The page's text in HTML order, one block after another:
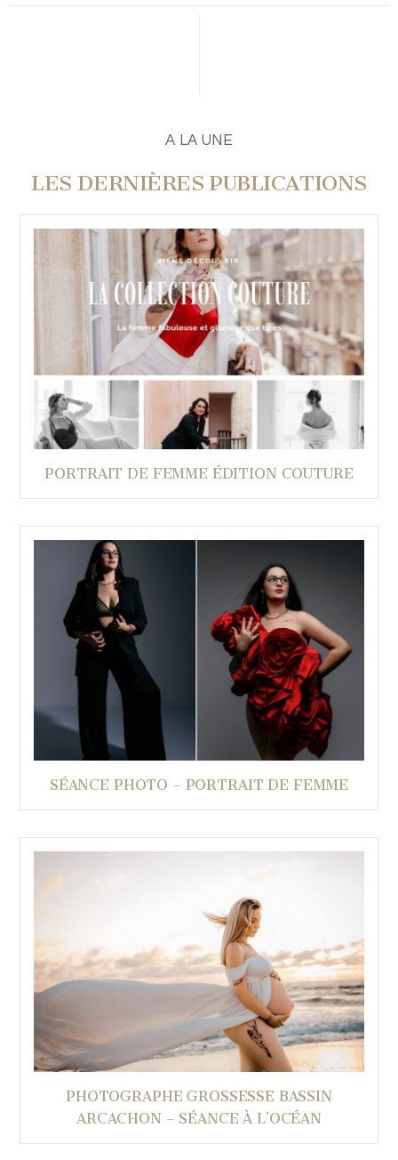
A LA UNE
LES DERNIÈRES PUBLICATIONS
PORTRAIT DE FEMME ÉDITION COUTURE
SÉANCE PHOTO – PORTRAIT DE FEMME
PHOTOGRAPHE GROSSESSE BASSIN
ARCACHON – SÉANCE À L’OCÉAN